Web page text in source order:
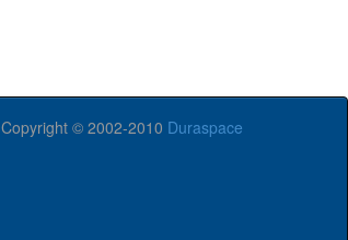
Copyright © 2002-2010 Duraspace